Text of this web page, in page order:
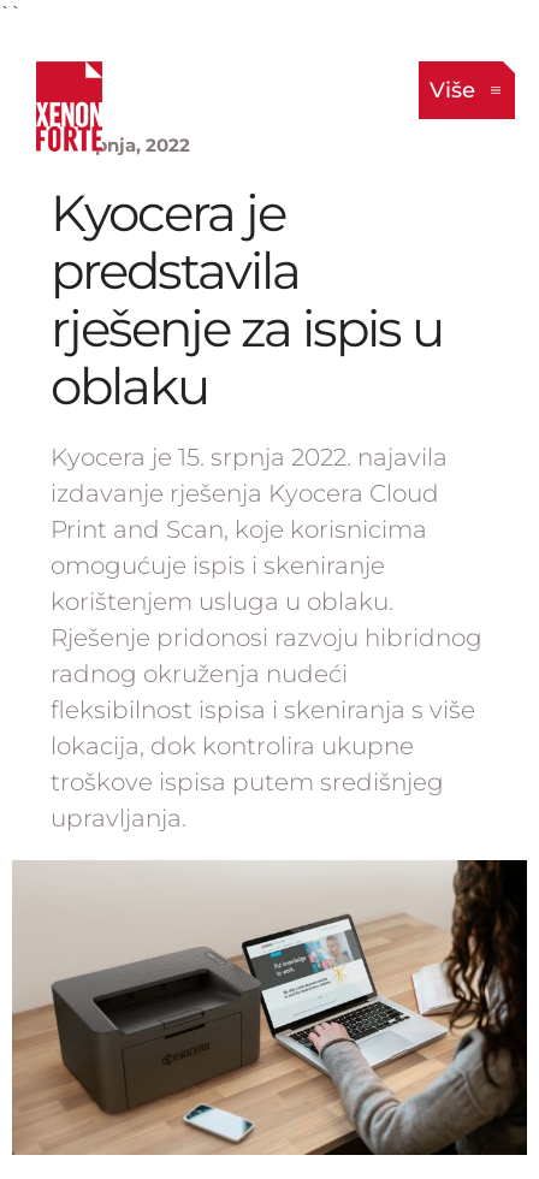
``
Više
21. srpnja, 2022
Kyocera je
predstavila
rješenje za ispis u
oblaku
Kyocera je 15. srpnja 2022. najavila
izdavanje rješenja Kyocera Cloud
Print and Scan, koje korisnicima
omogućuje ispis i skeniranje
korištenjem usluga u oblaku.
Rješenje pridonosi razvoju hibridnog
radnog okruženja nudeći
fleksibilnost ispisa i skeniranja s više
lokacija, dok kontrolira ukupne
troškove ispisa putem središnjeg
upravljanja.